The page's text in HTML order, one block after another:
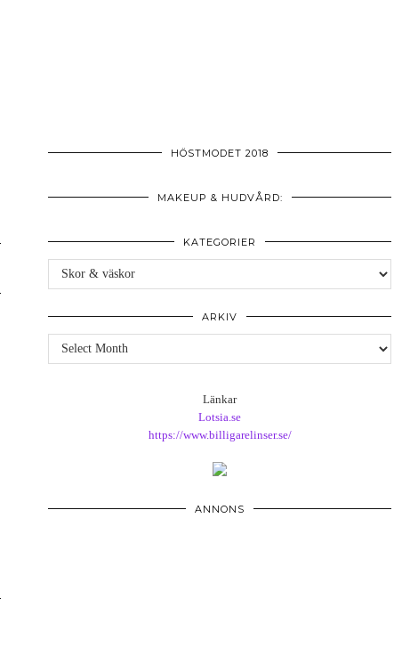
HÖSTMODET 2018
MAKEUP & HUDVÅRD:
KATEGORIER
Kategorier
ARKIV
Arkiv
Länkar
Lotsia.se
https://www.billigarelinser.se/
ANNONS